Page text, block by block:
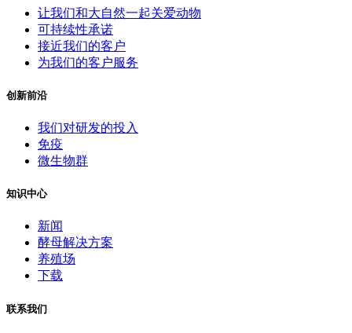
让我们和大自然一起关爱动物
可持续性承诺
接近我们的客户
为我们的客户服务
创新前沿
我们对研发的投入
免疫
微生物群
知识中心
新闻
酵母解决方案
养殖场
下载
联系我们